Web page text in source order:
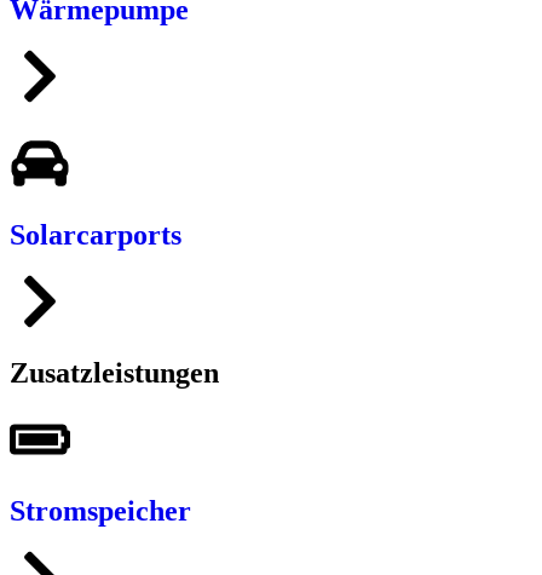
Wärmepumpe
Solarcarports
Zusatzleistungen
Stromspeicher